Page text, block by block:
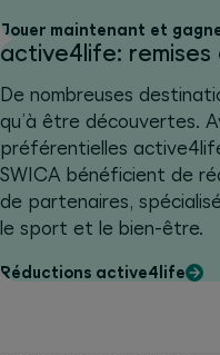
Jouer maintenant et
active4life:
De nombreuses
qu’à être découvertes.
préférentielles
SWICA bénéficient de
de partenaires,
le sport et le bien-être.
Réductions active4life